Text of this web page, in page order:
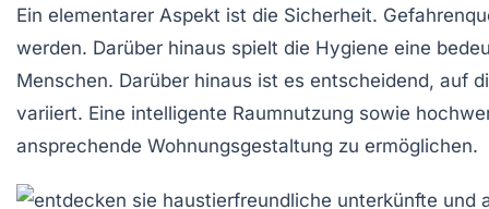
Ein elementarer Aspekt ist die Sicherheit.
werden. Darüber hinaus spielt die Hygiene eine
Menschen. Darüber hinaus ist es entscheidend, auf
variiert. Eine intelligente Raumnutzung sowie
ansprechende Wohnungsgestaltung zu ermöglichen.